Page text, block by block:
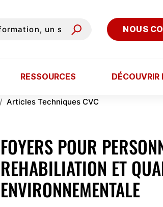
NOUS
RESSOURCES
Articles Techniques CVC
FOYERS POUR
REHABILIATION ET
ENVIRONNEMENTALE